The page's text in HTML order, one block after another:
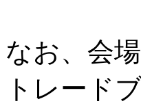
なお、会
トレード